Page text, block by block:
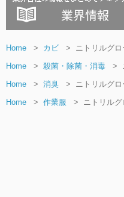
Home > カビ >
ニトリルグ
Home
> 殺菌・除菌・消毒 >
Home
> 消臭 >
ニトリルグ
Home
> 作業服 > ニトリル